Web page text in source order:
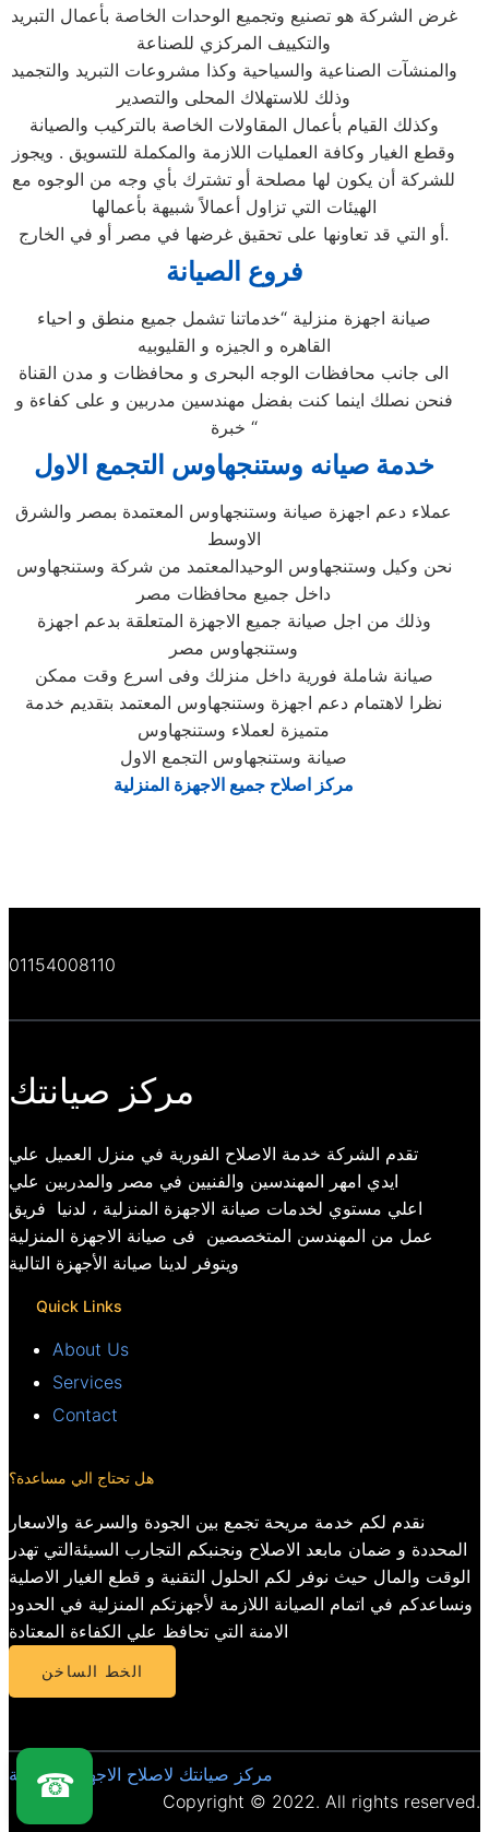
غرض الشركة هو تصنيع وتجميع الوحدات الخاصة بأعمال التبريد
والتكييف المركزي للصناعة
والمنشآت الصناعية والسياحية وكذا مشروعات التبريد والتجميد
وذلك للاستهلاك المحلى والتصدير
وكذلك القيام بأعمال المقاولات الخاصة بالتركيب والصيانة
وقطع الغيار وكافة العمليات اللازمة والمكملة للتسويق . ويجوز
للشركة أن يكون لها مصلحة أو تشترك بأي وجه من الوجوه مع
الهيئات التي تزاول أعمالاً شبيهة بأعمالها
أو التي قد تعاونها على تحقيق غرضها في مصر أو في الخارج.
فروع الصيانة
صيانة اجهزة منزلية “خدماتنا تشمل جميع منطق و احياء
القاهره و الجيزه و القليوبيه
الى جانب محافظات الوجه البحرى و محافظات و مدن القناة
فنحن نصلك اينما كنت بفضل مهندسين مدربين و على كفاءة و
خبرة “
خدمة صيانه وستنجهاوس التجمع الاول
عملاء دعم اجهزة صيانة وستنجهاوس المعتمدة بمصر والشرق
الاوسط
نحن وكيل وستنجهاوس الوحيدالمعتمد من شركة وستنجهاوس
داخل جميع محافظات مصر
وذلك من اجل صيانة جميع الاجهزة المتعلقة بدعم اجهزة
وستنجهاوس مصر
صيانة شاملة فورية داخل منزلك وفى اسرع وقت ممكن
نظرا لاهتمام دعم اجهزة وستنجهاوس المعتمد بتقديم خدمة
متميزة لعملاء وستنجهاوس
صيانة وستنجهاوس التجمع الاول
مركز اصلاح جميع الاجهزة المنزلية
01154008110
مركز صيانتك
تقدم الشركة خدمة الاصلاح الفورية في منزل العميل علي
ايدي امهر المهندسين والفنيين في مصر والمدربين علي
اعلي مستوي لخدمات صيانة الاجهزة المنزلية ، لدنيا فريق
عمل من المهندسن المتخصصين فى صيانة الاجهزة المنزلية
ويتوفر لدينا صيانة الأجهزة التالية
Quick Links
About Us
Services
Contact
هل تحتاج الي مساعدة؟
نقدم لكم خدمة مريحة تجمع بين الجودة والسرعة والاسعار
المحددة و ضمان مابعد الاصلاح ونجنبكم التجارب السيئةالتي تهدر
الوقت والمال حيث نوفر لكم الحلول التقنية و قطع الغيار الاصلية
ونساعدكم في اتمام الصيانة اللازمة لأجهزتكم المنزلية في الحدود
الامنة التي تحافظ علي الكفاءة المعتادة
الخط الساخن
مركز صيانتك لاصلاح الاجهزة المنزلية
Copyright © 2022. All rights reserved.
☎